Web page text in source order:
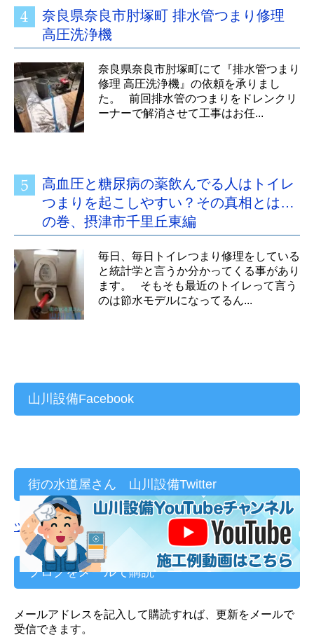
奈良県奈良市肘塚町 排水管つまり修理
高圧洗浄機
奈良県奈良市肘塚町にて『排水管つまり
修理 高圧洗浄機』の依頼を承りまし
た。 前回排水管のつまりをドレンクリ
ーナーで解消させて工事はお任...
高血圧と糖尿病の薬飲んでる人はトイレ
つまりを起こしやすい？その真相とは…
の巻、摂津市千里丘東編
毎日、毎日トイレつまり修理をしている
と統計学と言うか分かってくる事があり
ます。 そもそも最近のトイレって言う
のは節水モデルになってるん...
山川設備Facebook
街の水道屋さん 山川設備Twitter
ツイート
ブログをメールで購読
メールアドレスを記入して購読すれば、更新をメールで
受信できます。